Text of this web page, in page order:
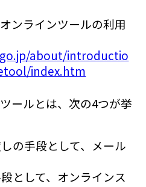
ンラインツールの利用
about/introductio
index.htm
ールとは、次の4つが挙
の手段として、メール
として、オンラインス